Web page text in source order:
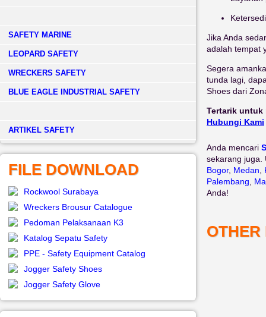
SAFETY MARINE
LEOPARD SAFETY
WRECKERS SAFETY
BLUE EAGLE INDUSTRIAL SAFETY
­ARTIKEL SAFETY
FILE DOWNLOAD
Rockwool Surabaya
Wreckers Brousur Catalogue
Pedoman Pelaksanaan K3
Katalog Sepatu Safety
PPE - Safety Equipment Catalog
Jogger Safety Shoes
Jogger Safety Glove
Jika Anda
adalah tempat
Segera
tunda lagi,
Shoes dari
Tertarik untuk
Hubungi Kami
Anda mencari
sekarang
Bogor, Medan
Palembang
Anda!
OTHER